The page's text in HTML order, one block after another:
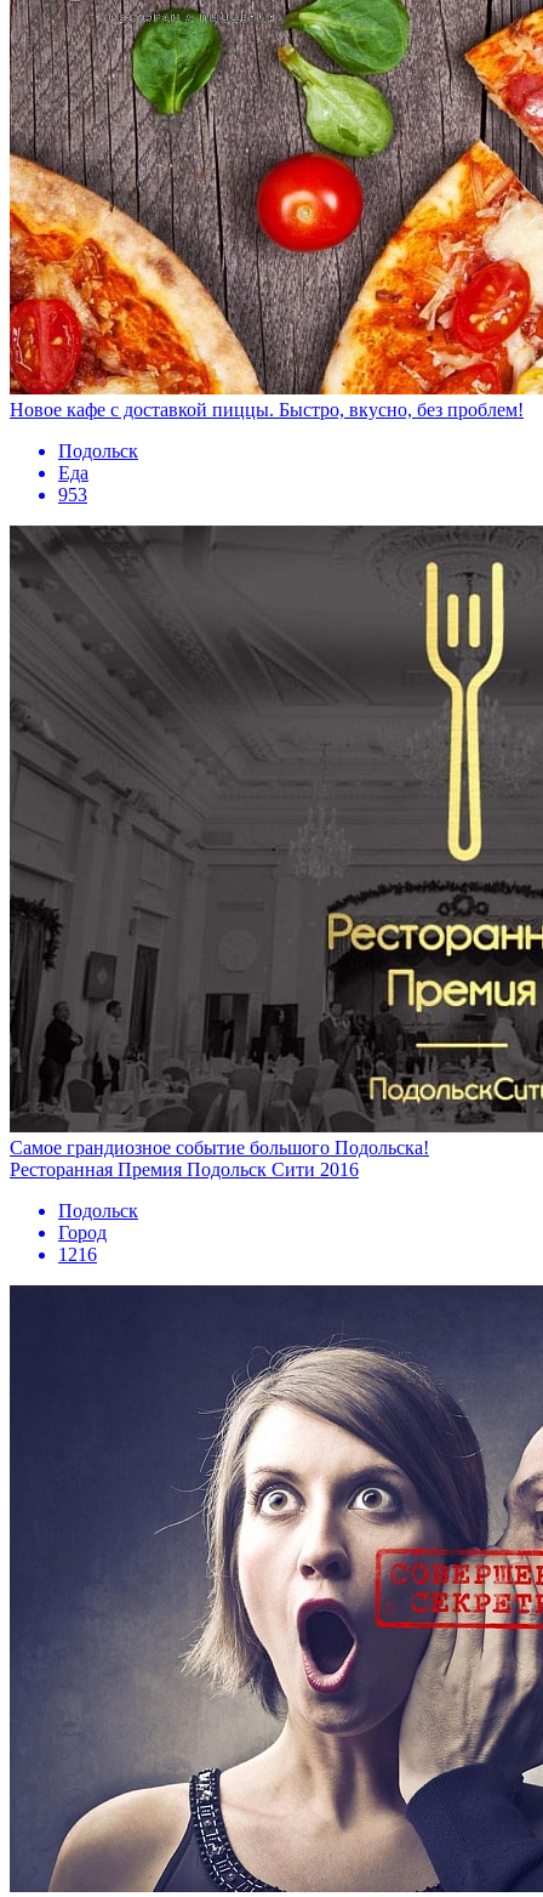
Новое кафе с доставкой пиццы. Быстро, вкусно, без проблем!
Подольск
Еда
953
Самое грандиозное событие большого Подольска!
Ресторанная Премия Подольск Сити 2016
Подольск
Город
1216